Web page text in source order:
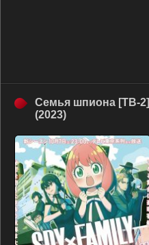
Семья шпиона [ТВ-2]
(2023)